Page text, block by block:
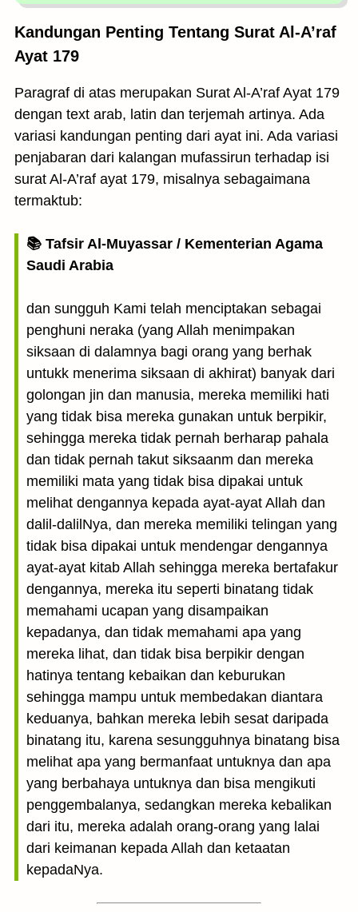
Kandungan Penting Tentang Surat Al-A’raf
Ayat 179
Paragraf di atas merupakan Surat Al-A’raf Ayat 179
dengan text arab, latin dan terjemah artinya. Ada
variasi kandungan penting dari ayat ini. Ada variasi
penjabaran dari kalangan mufassirun terhadap isi
surat Al-A’raf ayat 179, misalnya sebagaimana
termaktub:
📚 Tafsir Al-Muyassar / Kementerian Agama
Saudi Arabia
dan sungguh Kami telah menciptakan sebagai
penghuni neraka (yang Allah menimpakan
siksaan di dalamnya bagi orang yang berhak
untukk menerima siksaan di akhirat) banyak dari
golongan jin dan manusia, mereka memiliki hati
yang tidak bisa mereka gunakan untuk berpikir,
sehingga mereka tidak pernah berharap pahala
dan tidak pernah takut siksaanm dan mereka
memiliki mata yang tidak bisa dipakai untuk
melihat dengannya kepada ayat-ayat Allah dan
dalil-dalilNya, dan mereka memiliki telingan yang
tidak bisa dipakai untuk mendengar dengannya
ayat-ayat kitab Allah sehingga mereka bertafakur
dengannya, mereka itu seperti binatang tidak
memahami ucapan yang disampaikan
kepadanya, dan tidak memahami apa yang
mereka lihat, dan tidak bisa berpikir dengan
hatinya tentang kebaikan dan keburukan
sehingga mampu untuk membedakan diantara
keduanya, bahkan mereka lebih sesat daripada
binatang itu, karena sesungguhnya binatang bisa
melihat apa yang bermanfaat untuknya dan apa
yang berbahaya untuknya dan bisa mengikuti
penggembalanya, sedangkan mereka kebalikan
dari itu, mereka adalah orang-orang yang lalai
dari keimanan kepada Allah dan ketaatan
kepadaNya.